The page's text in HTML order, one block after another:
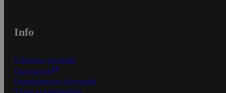
Info
S-Business yrityksille
Oiva-raportit
Osuuskauppojen yhteystiedot
Tilaus- ja toimitusehdot